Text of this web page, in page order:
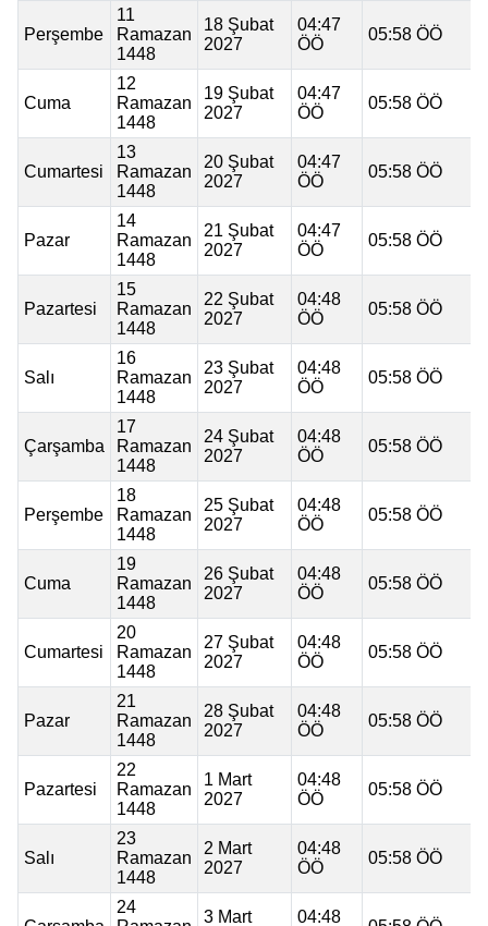
Perşembe
11
Ramazan
1448
18 Şubat
2027
04:47
ÖÖ
05:58 ÖÖ
Cuma
12
Ramazan
1448
19 Şubat
2027
04:47
ÖÖ
05:58 ÖÖ
Cumartesi
13
Ramazan
1448
20 Şubat
2027
04:47
ÖÖ
05:58 ÖÖ
Pazar
14
Ramazan
1448
21 Şubat
2027
04:47
ÖÖ
05:58 ÖÖ
Pazartesi
15
Ramazan
1448
22 Şubat
2027
04:48
ÖÖ
05:58 ÖÖ
Salı
16
Ramazan
1448
23 Şubat
2027
04:48
ÖÖ
05:58 ÖÖ
Çarşamba
17
Ramazan
1448
24 Şubat
2027
04:48
ÖÖ
05:58 ÖÖ
Perşembe
18
Ramazan
1448
25 Şubat
2027
04:48
ÖÖ
05:58 ÖÖ
Cuma
19
Ramazan
1448
26 Şubat
2027
04:48
ÖÖ
05:58 ÖÖ
Cumartesi
20
Ramazan
1448
27 Şubat
2027
04:48
ÖÖ
05:58 ÖÖ
Pazar
21
Ramazan
1448
28 Şubat
2027
04:48
ÖÖ
05:58 ÖÖ
Pazartesi
22
Ramazan
1448
1 Mart
2027
04:48
ÖÖ
05:58 ÖÖ
Salı
23
Ramazan
1448
2 Mart
2027
04:48
ÖÖ
05:58 ÖÖ
24
3 Mart 04:48